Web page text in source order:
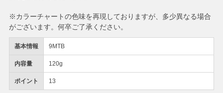
基本情報 9MTB
内容量 120g
ポイント 13
※カラーチャートの色味を再現しておりますが、多少異なる場合
がございます。何卒ご了承ください。